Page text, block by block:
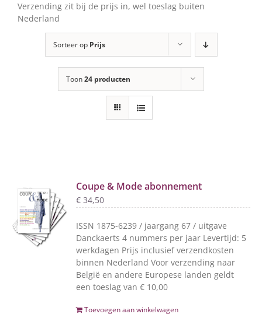
Verzending zit bij de prijs in, wel toeslag buiten
Nederland
Sorteer op Prijs
Toon24 producten
Coupe & Mode abonnement
€ 34,50
ISSN 1875-6239 / jaargang 67 / uitgave
Danckaerts 4 nummers per jaar Levertijd: 5
werkdagen Prijs inclusief verzendkosten
binnen Nederland Voor verzending naar
België en andere Europese landen geldt
een toeslag van € 10,00
Toevoegen aan winkelwagen